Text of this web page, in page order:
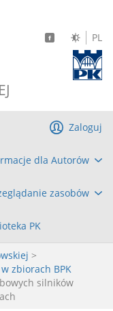
PL
dla Autorów
zasobów
PK
Zaloguj
>
zbiorach BPK
silników